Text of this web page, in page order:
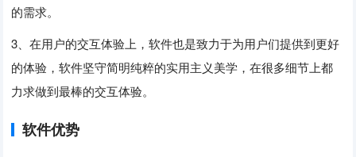
的需求。
3、在用户的交互体验上，软件也是致力于为用户们提供到更好
的体验，软件坚守简明纯粹的实用主义美学，在很多细节上都
力求做到最棒的交互体验。
软件优势